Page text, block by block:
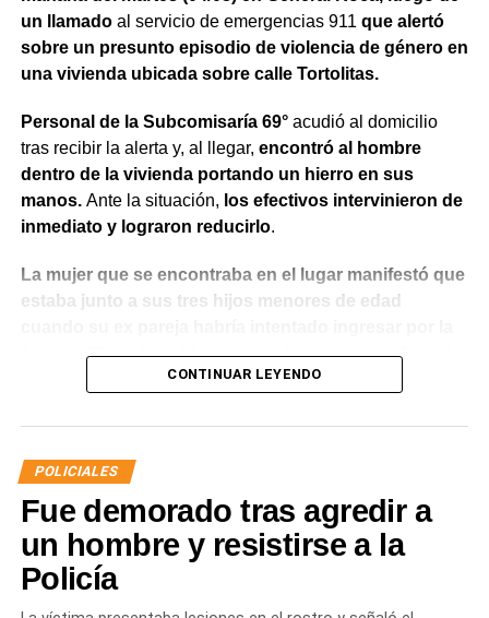
un llamadoal servicio de emergencias 911 que alertó
sobre un presunto episodio de violencia de género en
una vivienda ubicada sobre calle Tortolitas.
Personal de la Subcomisaría 69°acudió al domicilio
tras recibir la alerta y, al llegar, encontró al hombre
dentro de la vivienda portando un hierro en sus
manos. Ante la situación, los efectivos intervinieron de
inmediato y lograron reducirlo.
La mujer que se encontraba en el lugar manifestó que
estaba junto a sus tres hijos menores de edad
fuerza utilizando el hierro para abrir la puerta.Además,
indicó que meses atrás había radicado una denuncia
de acercamiento vigente, aunque en ese momento no
contaba con la documentación que acreditara la medida
judicial.
Luego de controlar la situación, el personal policial dio
intervención al Gabinete de Criminalística para realizar
las diligencias correspondientes en la vivienda. También
se informó lo ocurrido a la autoridad judicial interviniente,
CONTINUAR LEYENDO
POLICIALES
Fue demorado tras agredir a
un hombre y resistirse a la
Policía